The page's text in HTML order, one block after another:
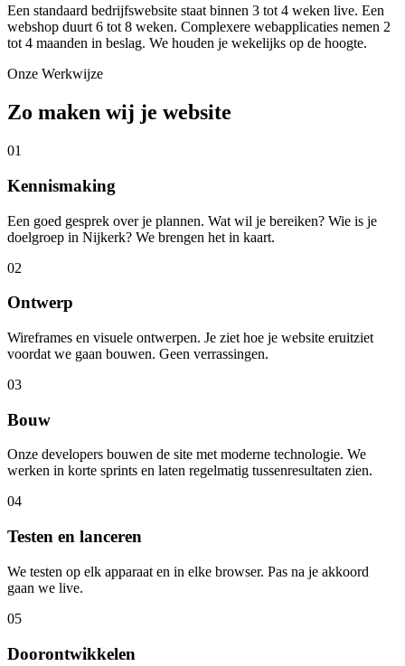
Een standaard bedrijfswebsite staat binnen 3 tot 4 weken live. Een
webshop duurt 6 tot 8 weken. Complexere webapplicaties nemen 2
tot 4 maanden in beslag. We houden je wekelijks op de hoogte.
Onze Werkwijze
Zo maken wij je website
01
Kennismaking
Een goed gesprek over je plannen. Wat wil je bereiken? Wie is je
doelgroep in Nijkerk? We brengen het in kaart.
02
Ontwerp
Wireframes en visuele ontwerpen. Je ziet hoe je website eruitziet
voordat we gaan bouwen. Geen verrassingen.
03
Bouw
Onze developers bouwen de site met moderne technologie. We
werken in korte sprints en laten regelmatig tussenresultaten zien.
04
Testen en lanceren
We testen op elk apparaat en in elke browser. Pas na je akkoord
gaan we live.
05
Doorontwikkelen